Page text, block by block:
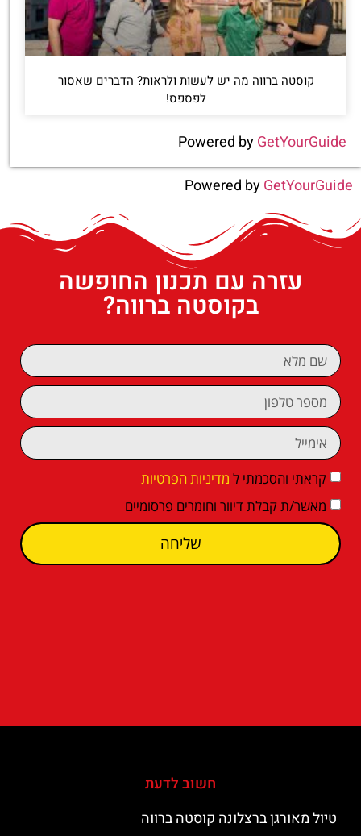
קוסטה ברווה מה יש לעשות ולראות? הדברים שאסור
לפספס!
Powered byGetYourGuide
Powered byGetYourGuide
עזרה עם תכנון החופשה
בקוסטה ברווה?
קראתי והסכמתי ל מדיניות הפרטיות
מאשר/ת קבלת דיוור וחומרים פרסומיים
שליחה
חשוב לדעת
טיול מאורגן ברצלונה קוסטה ברווה